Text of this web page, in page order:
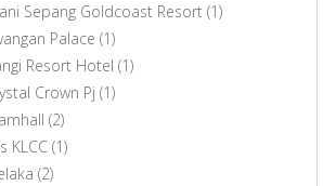
Sepang Goldcoast Resort (1)
Palace (1)
Resort Hotel (1)
Crown Pj (1)
(2)
KLCC (1)
(2)